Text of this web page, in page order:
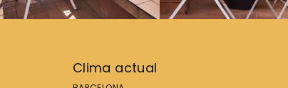
Clima actual